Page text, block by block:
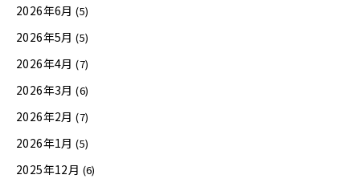
2026年6月 (5)
2026年5月 (5)
2026年4月 (7)
2026年3月 (6)
2026年2月 (7)
2026年1月 (5)
2025年12月 (6)